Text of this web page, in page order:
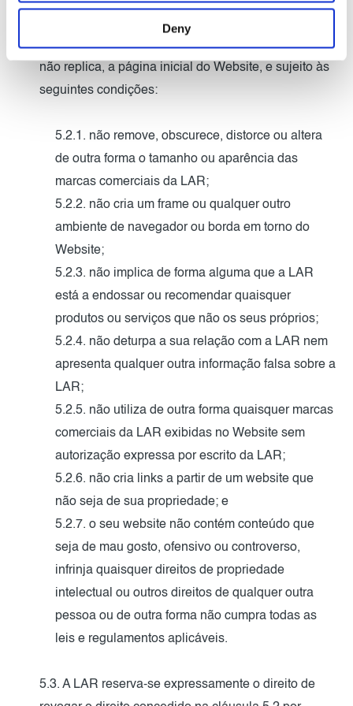
Deny
5.2. Se desejar criar um link para o Website, só o
poderá fazer na base de que cria um link para, mas
não replica, a página inicial do Website, e sujeito às
seguintes condições:
5.2.1. não remove, obscurece, distorce ou altera
de outra forma o tamanho ou aparência das
marcas comerciais da LAR;
5.2.2. não cria um frame ou qualquer outro
ambiente de navegador ou borda em torno do
Website;
5.2.3. não implica de forma alguma que a LAR
está a endossar ou recomendar quaisquer
produtos ou serviços que não os seus próprios;
5.2.4. não deturpa a sua relação com a LAR nem
apresenta qualquer outra informação falsa sobre a
LAR;
5.2.5. não utiliza de outra forma quaisquer marcas
comerciais da LAR exibidas no Website sem
autorização expressa por escrito da LAR;
5.2.6. não cria links a partir de um website que
não seja de sua propriedade; e
5.2.7. o seu website não contém conteúdo que
seja de mau gosto, ofensivo ou controverso,
infrinja quaisquer direitos de propriedade
intelectual ou outros direitos de qualquer outra
pessoa ou de outra forma não cumpra todas as
leis e regulamentos aplicáveis.
5.3. A LAR reserva-se expressamente o direito de